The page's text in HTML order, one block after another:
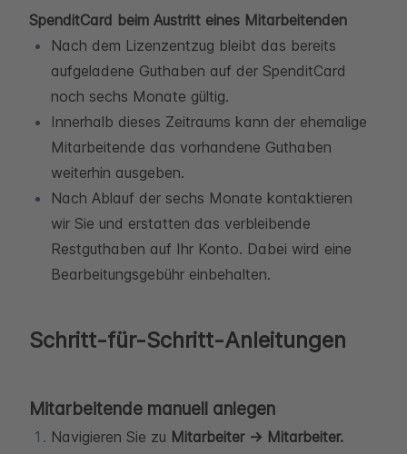
SpenditCard beim Austritt eines Mitarbeitenden
Nach dem Lizenzentzug bleibt das bereits
aufgeladene Guthaben auf der SpenditCard
noch sechs Monate gültig.
Innerhalb dieses Zeitraums kann der ehemalige
Mitarbeitende das vorhandene Guthaben
weiterhin ausgeben.
Nach Ablauf der sechs Monate kontaktieren
wir Sie und erstatten das verbleibende
Restguthaben auf Ihr Konto. Dabei wird eine
Bearbeitungsgebühr einbehalten.
Schritt-für-Schritt-Anleitungen
Mitarbeitende manuell anlegen
Navigieren Sie zu Mitarbeiter → Mitarbeiter.